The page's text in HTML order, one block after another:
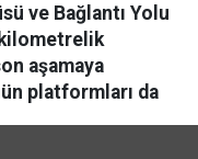
ve Bağlantı Yolu
aşamaya
platformları da